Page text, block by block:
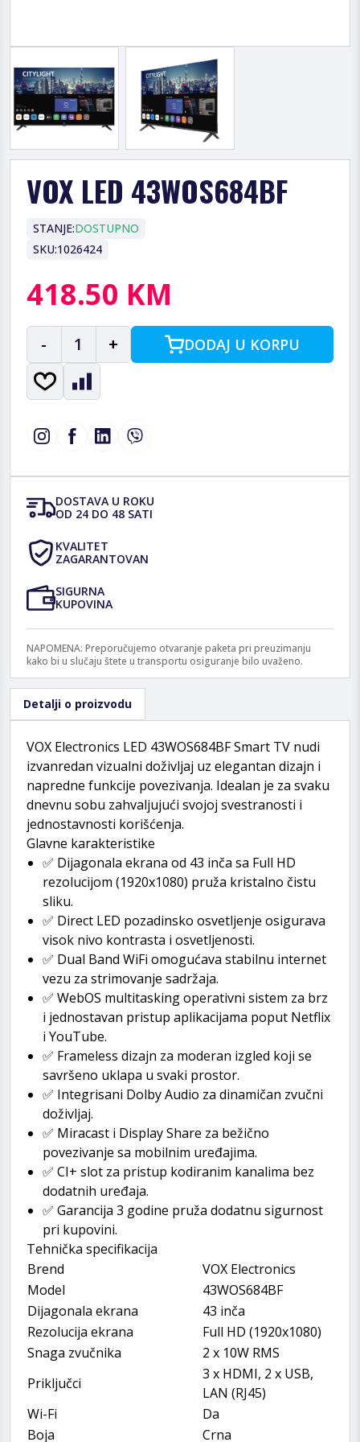
VOX LED 43WOS684BF
STANJE:DOSTUPNO
SKU:1026424
418.50 KM
- 1 + DODAJ U KORPU
DOSTAVA U ROKU
OD 24 DO 48 SATI
KVALITET
ZAGARANTOVAN
SIGURNA
KUPOVINA
NAPOMENA: Preporučujemo otvaranje paketa pri preuzimanju
kako bi u slučaju štete u transportu osiguranje bilo uvaženo.
Detalji o proizvodu
VOX Electronics LED 43WOS684BF Smart TV nudi
izvanredan vizualni doživljaj uz elegantan dizajn i
napredne funkcije povezivanja. Idealan je za svaku
dnevnu sobu zahvaljujući svojoj svestranosti i
jednostavnosti korišćenja.
Glavne karakteristike
✅ Dijagonala ekrana od 43 inča sa Full HD
rezolucijom (1920x1080) pruža kristalno čistu
sliku.
✅ Direct LED pozadinsko osvetljenje osigurava
visok nivo kontrasta i osvetljenosti.
✅ Dual Band WiFi omogućava stabilnu internet
vezu za strimovanje sadržaja.
✅ WebOS multitasking operativni sistem za brz
i jednostavan pristup aplikacijama poput Netflix
i YouTube.
✅ Frameless dizajn za moderan izgled koji se
savršeno uklapa u svaki prostor.
✅ Integrisani Dolby Audio za dinamičan zvučni
doživljaj.
✅ Miracast i Display Share za bežično
povezivanje sa mobilnim uređajima.
✅ CI+ slot za pristup kodiranim kanalima bez
dodatnih uređaja.
✅ Garancija 3 godine pruža dodatnu sigurnost
pri kupovini.
Tehnička specifikacija
Brend
VOX Electronics
Model
43WOS684BF
Dijagonala ekrana
43 inča
Rezolucija ekrana
Full HD (1920x1080)
Snaga zvučnika
2 x 10W RMS
Priključci
3 x HDMI, 2 x USB,
LAN (RJ45)
Wi-Fi
Da
Boja
Crna